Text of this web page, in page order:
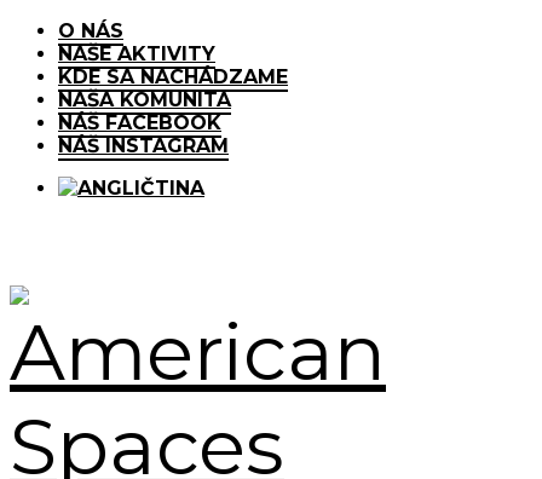
O NÁS
NAŠE AKTIVITY
KDE SA NACHÁDZAME
NAŠA KOMUNITA
NÁŠ FACEBOOK
NÁŠ INSTAGRAM